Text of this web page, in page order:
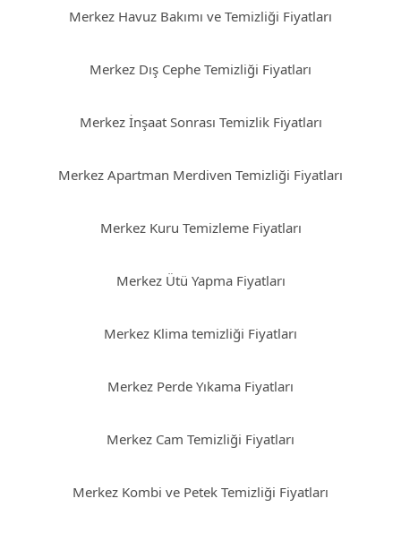
Merkez Havuz Bakımı ve Temizliği Fiyatları
Merkez Dış Cephe Temizliği Fiyatları
Merkez İnşaat Sonrası Temizlik Fiyatları
Merkez Apartman Merdiven Temizliği Fiyatları
Merkez Kuru Temizleme Fiyatları
Merkez Ütü Yapma Fiyatları
Merkez Klima temizliği Fiyatları
Merkez Perde Yıkama Fiyatları
Merkez Cam Temizliği Fiyatları
Merkez Kombi ve Petek Temizliği Fiyatları